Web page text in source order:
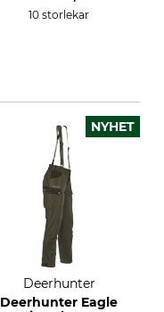
10 storlekar
NYHET
Deerhunter
Deerhunter Eagle